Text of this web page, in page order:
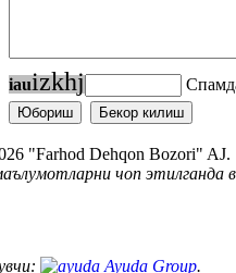
iauizkhj
"Farhod Dehqon Bozori" AJ.
чоп этилганда
Ayuda Group.